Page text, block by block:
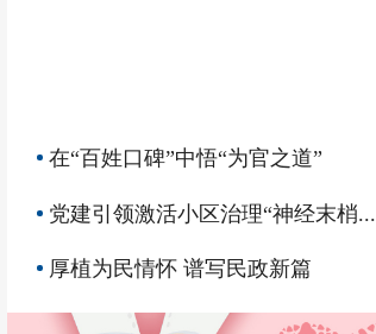
在“百姓口碑”中悟“为官之道”
党建引领激活小区治理“神经末梢...
厚植为民情怀 谱写民政新篇